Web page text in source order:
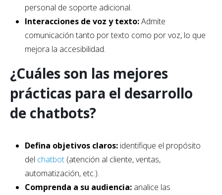
personal de soporte adicional.
Interacciones de voz y texto:Admite
comunicación tanto por texto como por voz, lo que
mejora la accesibilidad.
¿Cuáles son las mejores
prácticas para el desarrollo
de chatbots?
Defina objetivos claros:identifique el propósito
del chatbot(atención al cliente, ventas,
automatización, etc.).
Comprenda a su audiencia:analice las